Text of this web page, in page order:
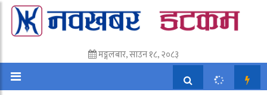
मङ्गलबार, साउन १८, २०८३